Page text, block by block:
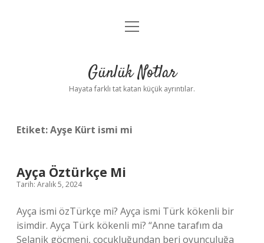
Anasayfa
Yasal Uyarı
menüyü
Günlük Notlar
Hayata farklı tat katan küçük ayrıntılar.
Etiket:Ayşe Kürt ismi mi
Ayça Öztürkçe Mi
Tarih: Aralık 5, 2024
Ayça ismi özTürkçe mi? Ayça ismi Türk kökenli bir
isimdir. Ayça Türk kökenli mi? “Anne tarafım da
Selanik göçmeni, çocukluğundan beri oyunculuğa